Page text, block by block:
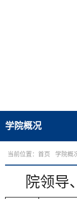
学院概况
当前位置： 首页 学院概
院领导